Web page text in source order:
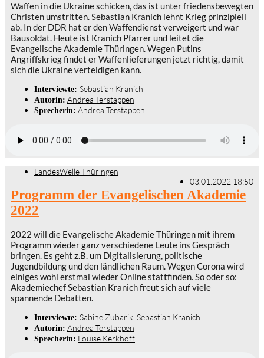
Waffen in die Ukraine schicken, das ist unter friedensbewegten
Christen umstritten. Sebastian Kranich lehnt Krieg prinzipiell
ab. In der DDR hat er den Waffendienst verweigert und war
Bausoldat. Heute ist Kranich Pfarrer und leitet die
Evangelische Akademie Thüringen. Wegen Putins
Angriffskrieg findet er Waffenlieferungen jetzt richtig, damit
sich die Ukraine verteidigen kann.
Interviewte: Sebastian Kranich
Autorin: Andrea Terstappen
Sprecherin: Andrea Terstappen
LandesWelle Thüringen
03.01.2022 18:50
Programm der Evangelischen Akademie
2022
2022 will die Evangelische Akademie Thüringen mit ihrem
Programm wieder ganz verschiedene Leute ins Gespräch
bringen. Es geht z.B. um Digitalisierung, politische
Jugendbildung und den ländlichen Raum. Wegen Corona wird
einiges wohl erstmal wieder Online stattfinden. So oder so:
Akademiechef Sebastian Kranich freut sich auf viele
spannende Debatten.
Interviewte: Sabine Zubarik Sebastian Kranich
Autorin: Andrea Terstappen
Sprecherin: Louise Kerkhoff